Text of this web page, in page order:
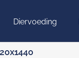
Diervoeding